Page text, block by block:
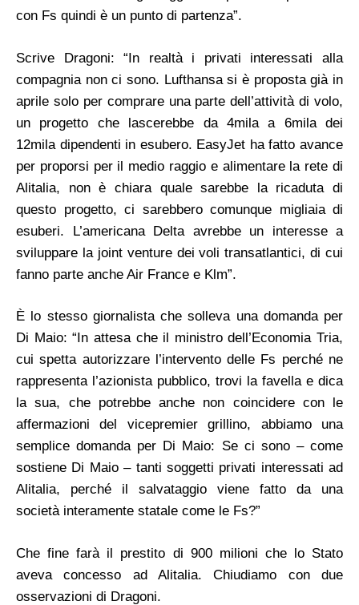
con Fs quindi è un punto di partenza”.
Scrive Dragoni: “In realtà i privati interessati alla
compagnia non ci sono. Lufthansa si è proposta già in
aprile solo per comprare una parte dell’attività di volo,
un progetto che lascerebbe da 4mila a 6mila dei
12mila dipendenti in esubero. EasyJet ha fatto avance
per proporsi per il medio raggio e alimentare la rete di
Alitalia, non è chiara quale sarebbe la ricaduta di
questo progetto, ci sarebbero comunque migliaia di
esuberi. L’americana Delta avrebbe un interesse a
sviluppare la joint venture dei voli transatlantici, di cui
fanno parte anche Air France e Klm”.
È lo stesso giornalista che solleva una domanda per
Di Maio: “In attesa che il ministro dell’Economia Tria,
cui spetta autorizzare l’intervento delle Fs perché ne
rappresenta l’azionista pubblico, trovi la favella e dica
la sua, che potrebbe anche non coincidere con le
affermazioni del vicepremier grillino, abbiamo una
semplice domanda per Di Maio: Se ci sono – come
sostiene Di Maio – tanti soggetti privati interessati ad
Alitalia, perché il salvataggio viene fatto da una
società interamente statale come le Fs?”
Che fine farà il prestito di 900 milioni che lo Stato
aveva concesso ad Alitalia. Chiudiamo con due
osservazioni di Dragoni.